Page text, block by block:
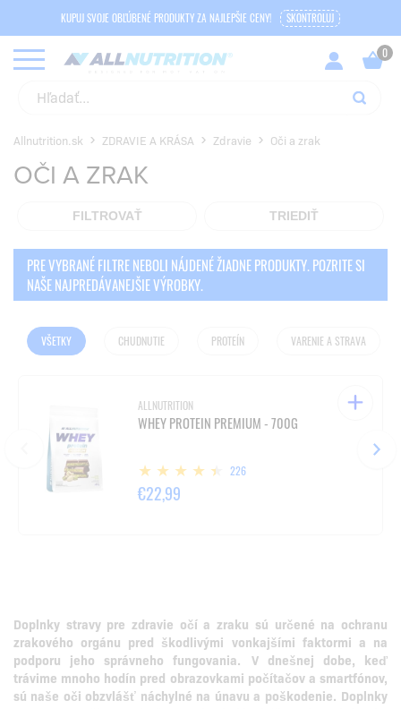
KUPUJ SVOJE OBĽÚBENÉ PRODUKTY ZA NAJLEPŠIE CENY! SKONTROLUJ
Allnutrition.sk ZDRAVIE A KRÁSA Zdravie Oči a zrak
OČI A ZRAK
FILTROVAŤ TRIEDIŤ
PRE VYBRANÉ FILTRE NEBOLI NÁJDENÉ ŽIADNE PRODUKTY. POZRITE SI
NAŠE NAJPREDÁVANEJŠIE VÝROBKY.
VŠETKY CHUDNUTIE PROTEÍN VARENIE A STRAVA
ALLNUTRITION
WHEY PROTEIN PREMIUM - 700G
226
€22,99
Doplnky stravy pre zdravie očí a zraku sú určené na ochranu
zrakového orgánu pred škodlivými vonkajšími faktormi a na
podporu jeho správneho fungovania.
V dnešnej dobe, keď
trávime mnoho hodín pred obrazovkami počítačov a smartfónov,
sú naše oči obzvlášť náchylné na únavu a poškodenie. Doplnky